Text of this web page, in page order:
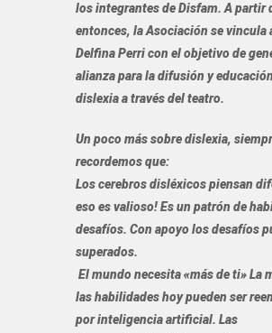
los integrantes de Disfam. A partir
entonces, la Asociación se vincula
Delfina Perri con el objetivo de
alianza para la difusión y
dislexia a través del teatro.
Un poco más sobre dislexia,
recordemos que:
Los cerebros disléxicos piensan
eso es valioso! Es un patrón de
desafíos. Con apoyo los desafíos
superados.
El mundo necesita «más de ti» La
las habilidades hoy pueden ser
por inteligencia artificial. Las